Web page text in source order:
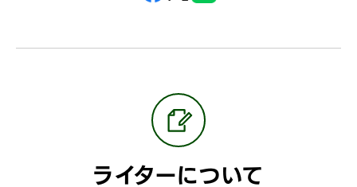
ライターについて